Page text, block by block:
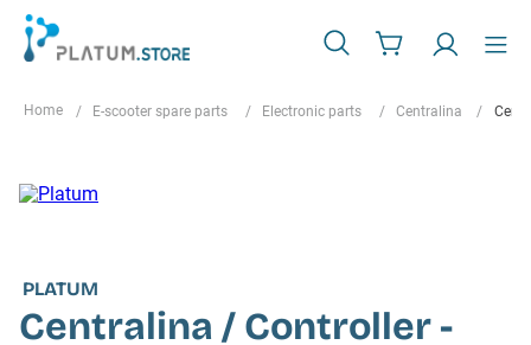
E-scooter spare parts Electronic parts Centralina
PLATUM
Centralina / Controller -